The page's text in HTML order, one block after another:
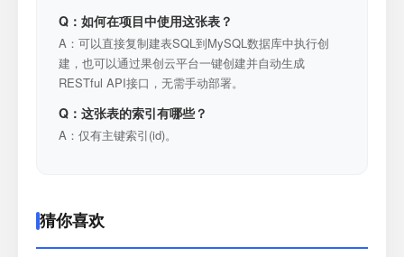
Q：如何在项目中使用这张表？
A：可以直接复制建表SQL到MySQL数据库中执行创
建，也可以通过果创云平台一键创建并自动生成
RESTful API接口，无需手动部署。
Q：这张表的索引有哪些？
A：仅有主键索引(id)。
猜你喜欢